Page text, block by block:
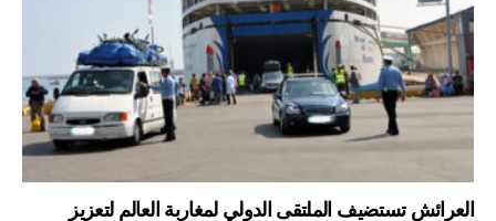
العرائش تستضيف الملتقى الدولي لمغاربة العالم لتعزيز